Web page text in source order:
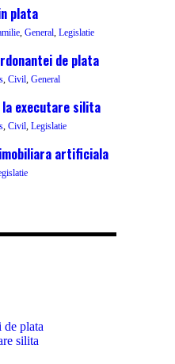
plata
, General, Legislatie
de plata
, Civil, General
executare silita
, Civil, Legislatie
artificiala
de plata
silita